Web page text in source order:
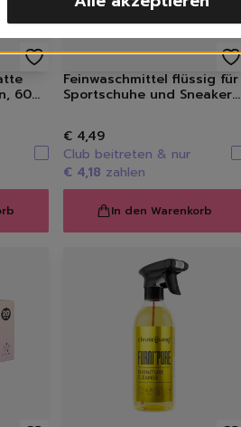
| Eimer
600
Feinwaschmittel flüssig für
Sportschuhe und Sneakers,
€ 4,49
Club beitreten & nur
€ 4,18 zahlen
In den Warenkorb